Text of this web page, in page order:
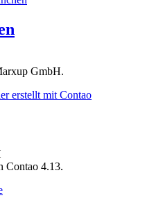
GmbH.
Contao 4.13.